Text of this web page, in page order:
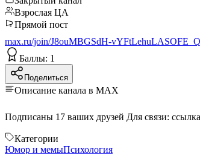
Взрослая ЦА
Прямой пост
max.ru/join/J8ouMBGSdH-
Баллы: 1
Поделиться
Описание канала в MAX
Подписаны 17 ваших друзей Для связи:
Категории
Юмор и мемыПсихология